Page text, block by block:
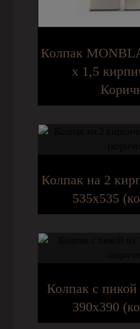
Колпак
х 1,5
Колпак на 2
535х535
Колпак с
390х390